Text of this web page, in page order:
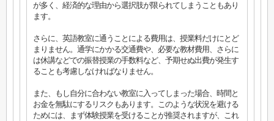
が多く、経済的な理由から選択肢が限られてしまうこともあり
ます。
さらに、英語教室に通うことによる費用は、授業料だけにとど
まりません。通学にかかる交通費や、必要な教材費用、さらに
は休講などでの振替授業の手数料など、予期せぬ出費が発生す
ることも考慮しなければなりません。
また、もし自分に合わない教室に入ってしまった場合、時間と
お金を無駄にするリスクもあります。このような状況を避ける
ためには、まず体験授業を受けることが推奨されますが、これ